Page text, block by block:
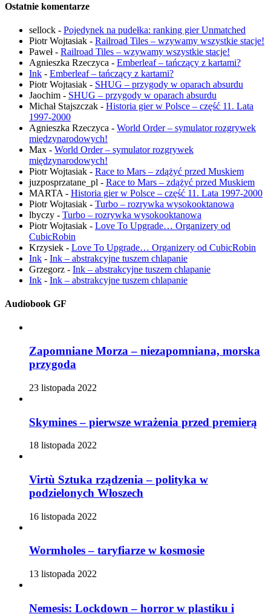
Ostatnie komentarze
sellock - Pojedynek na pudełka: ranking gier Unmatched
Piotr Wojtasiak - Railroad Tiles – wzywamy wszystkie stacje!
Paweł- Railroad Tiles – wzywamy wszystkie stacje!
Agnieszka Rzeczyca - Emberleaf – tańczący z kartami?
Ink - Emberleaf – tańczący z kartami?
Piotr Wojtasiak - SHUG – przygody w oparach absurdu
Jaochim - SHUG – przygody w oparach absurdu
Michał Stajszczak - Historia gier w Polsce – część 11. Lata
1997-2000
Agnieszka Rzeczyca - World Order – symulator rozgrywek
międzynarodowych!
Max - World Order – symulator rozgrywek
międzynarodowych!
Piotr Wojtasiak - Race to Mars – zdążyć przed Muskiem
juzposprzatane_pl - Race to Mars – zdążyć przed Muskiem
MARTA - Historia gier w Polsce – część 11. Lata 1997-2000
Piotr Wojtasiak - Turbo – rozrywka wysokooktanowa
lbyczy - Turbo – rozrywka wysokooktanowa
Piotr Wojtasiak - Love To Upgrade… Organizery od
CubicRobin
Krzysiek - Love To Upgrade… Organizery od CubicRobin
Ink - Ink – abstrakcyjne tuszem chlapanie
Grzegorz - Ink – abstrakcyjne tuszem chlapanie
Ink - Ink – abstrakcyjne tuszem chlapanie
Audiobook GF
Zapomniane Morza – niezapomniana, morska
przygoda
23 listopada 2022
Skymines – pierwsze wrażenia przed premierą
18 listopada 2022
Virtù Sztuka rządzenia – polityka w
podzielonych Włoszech
16 listopada 2022
Wormholes – taryfiarze w kosmosie
13 listopada 2022
Nemesis: Lockdown – horror w plastiku i